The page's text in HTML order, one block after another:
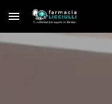
Skip to main content